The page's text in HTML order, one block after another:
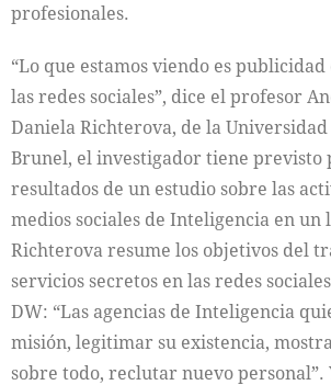
profesionales.
“Lo que estamos viendo es
las redes sociales”, dice el profesor
Daniela Richterova, de la
Brunel, el investigador tiene previsto
resultados de un estudio sobre las
medios sociales de Inteligencia en un
Richterova resume los objetivos del
servicios secretos en las redes
DW: “Las agencias de Inteligencia
misión, legitimar su existencia,
sobre todo, reclutar nuevo personal”.